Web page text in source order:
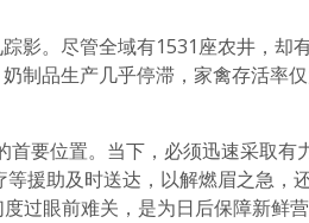
影。尽管全域有1531座农井，却
制品生产几乎停滞，家禽存活率
要位置。当下，必须迅速采取有
援助及时送达，以解燃眉之急，
过眼前难关，是为日后保障新鲜